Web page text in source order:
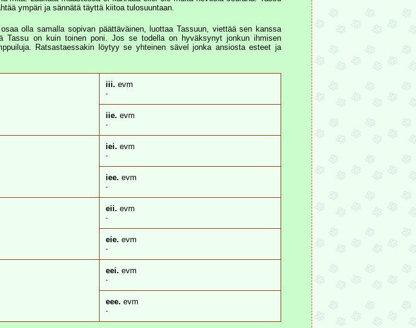
ympäri ja sännätä täyttä kiitoa tulosuuntaan.
olla samalla sopivan päättäväinen, luottaa Tassuun, viettää sen kanssa
Tassu on kuin toinen poni. Jos se todella on hyväksynyt jonkun ihmisen
Ratsastaessakin löytyy se yhteinen sävel jonka ansiosta esteet ja
iii. evm
-
iie. evm
-
iei. evm
-
iee. evm
-
eii. evm
-
eie. evm
-
eei. evm
-
eee. evm
-